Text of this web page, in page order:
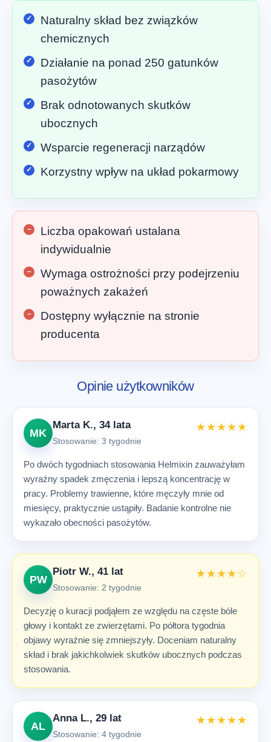
Naturalny skład bez związków
chemicznych
Działanie na ponad 250 gatunków
pasożytów
Brak odnotowanych skutków
ubocznych
Wsparcie regeneracji narządów
Korzystny wpływ na układ pokarmowy
Liczba opakowań ustalana
indywidualnie
Wymaga ostrożności przy podejrzeniu
poważnych zakażeń
Dostępny wyłącznie na stronie
producenta
Opinie użytkowników
MK
Marta K., 34 lata
Stosowanie: 3 tygodnie
★★★★★
Po dwóch tygodniach stosowania Helmixin zauważyłam
wyraźny spadek zmęczenia i lepszą koncentrację w
pracy. Problemy trawienne, które męczyły mnie od
miesięcy, praktycznie ustąpiły. Badanie kontrolne nie
wykazało obecności pasożytów.
PW
Piotr W., 41 lat
Stosowanie: 2 tygodnie
★★★★☆
Decyzję o kuracji podjąłem ze względu na częste bóle
głowy i kontakt ze zwierzętami. Po półtora tygodnia
objawy wyraźnie się zmniejszyły. Doceniam naturalny
skład i brak jakichkolwiek skutków ubocznych podczas
stosowania.
AL
Anna L., 29 lat
Stosowanie: 4 tygodnie
★★★★★